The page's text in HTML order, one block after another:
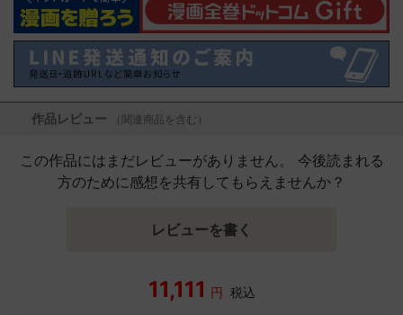
作品レビュー （関連商品を含む）
この作品にはまだレビューがありません。 今後読まれる
方のために感想を共有してもらえませんか？
レビューを書く
11,111 円 税込